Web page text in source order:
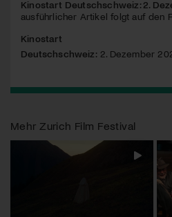
Kinostart Deutschschweiz: 2.
ausführlicher Artikel folgt auf den
Kinostart
Deutschschweiz: 2. Dezember
Mehr Zurich Film Festival